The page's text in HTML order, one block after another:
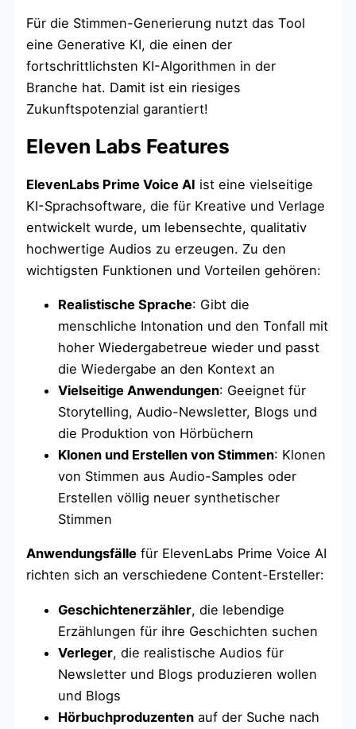
Für die Stimmen-Generierung nutzt das Tool
eine Generative KI, die einen der
fortschrittlichsten KI-Algorithmen in der
Branche hat. Damit ist ein riesiges
Zukunftspotenzial garantiert!
Eleven Labs Features
ElevenLabs Prime Voice AI ist eine vielseitige
KI-Sprachsoftware, die für Kreative und Verlage
entwickelt wurde, um lebensechte, qualitativ
hochwertige Audios zu erzeugen. Zu den
wichtigsten Funktionen und Vorteilen gehören:
Realistische Sprache: Gibt die
menschliche Intonation und den Tonfall mit
hoher Wiedergabetreue wieder und passt
die Wiedergabe an den Kontext an
Vielseitige Anwendungen: Geeignet für
Storytelling, Audio-Newsletter, Blogs und
die Produktion von Hörbüchern
Klonen und Erstellen von Stimmen: Klonen
von Stimmen aus Audio-Samples oder
Erstellen völlig neuer synthetischer
Stimmen
Anwendungsfälle für ElevenLabs Prime Voice AI
richten sich an verschiedene Content-Ersteller:
Geschichtenerzähler, die lebendige
Erzählungen für ihre Geschichten suchen
Verleger, die realistische Audios für
Newsletter und Blogs produzieren wollen
und Blogs
Hörbuchproduzenten auf der Suche nach